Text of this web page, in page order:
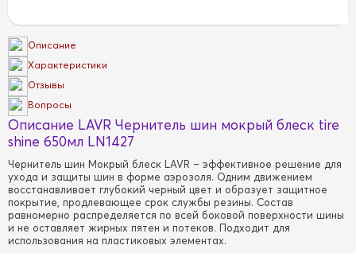
Описание
Характеристики
Отзывы
Вопросы
Описание LAVR Чернитель шин мокрый блеск tire
shine 650мл LN1427
Чернитель шин Мокрый блеск LAVR – эффективное решение для
ухода и защиты шин в форме аэрозоля. Одним движением
восстанавливает глубокий черный цвет и образует защитное
покрытие, продлевающее срок службы резины. Состав
равномерно распределяется по всей боковой поверхности шины
и не оставляет жирных пятен и потеков. Подходит для
использования на пластиковых элементах.